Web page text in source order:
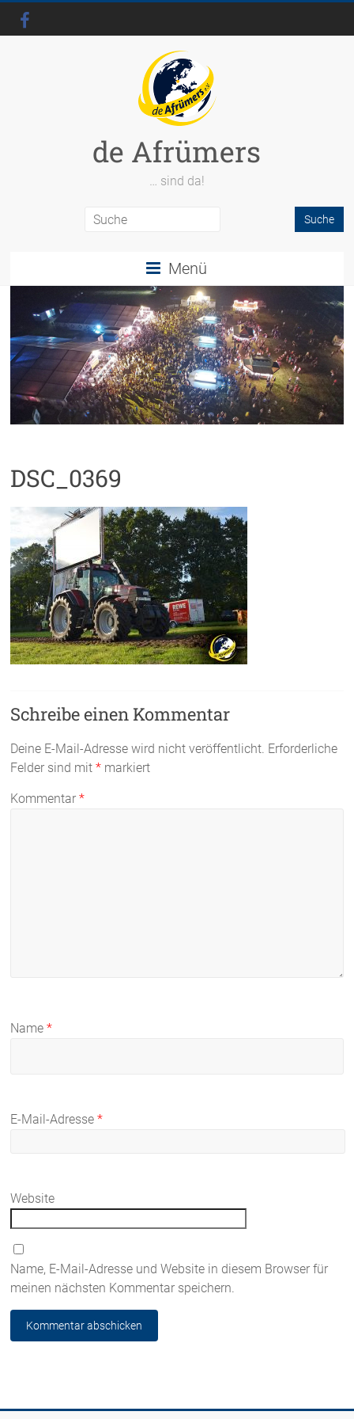
de Afrümers
… sind da!
Menü
DSC_0369
Schreibe einen Kommentar
Deine E-Mail-Adresse wird nicht veröffentlicht. Erforderliche
Felder sind mit* markiert
Kommentar*
Name*
E-Mail-Adresse*
Website
Name, E-Mail-Adresse und Website in diesem Browser für
meinen nächsten Kommentar speichern.